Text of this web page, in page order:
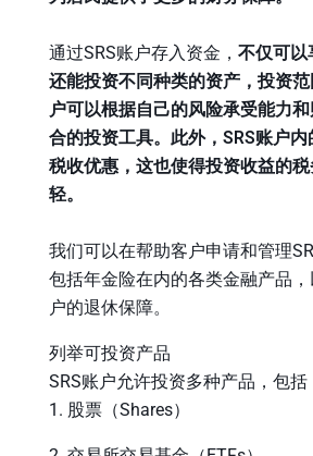
通过SRS账户存入资金， 不仅可以
还能投资不同种类的资产，投资
户可以根据自己的风险承受能力
合的投资工具。此外，SRS账户
税收优惠，这也使得投资收益的
轻。
我们可以在帮助客户申请和管理
包括年金险在内的各类金融产品
户的退休保障。
列举可投资产品
SRS账户允许投资多种产品，包括
1. 股票（Shares）